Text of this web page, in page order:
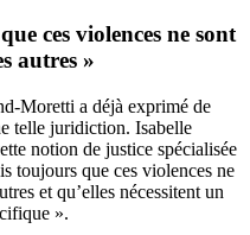
ces violences ne sont
autres »
Moretti a déjà exprimé de
telle juridiction. Isabelle
notion de justice spécialisée
toujours que ces violences ne
et qu’elles nécessitent un
».